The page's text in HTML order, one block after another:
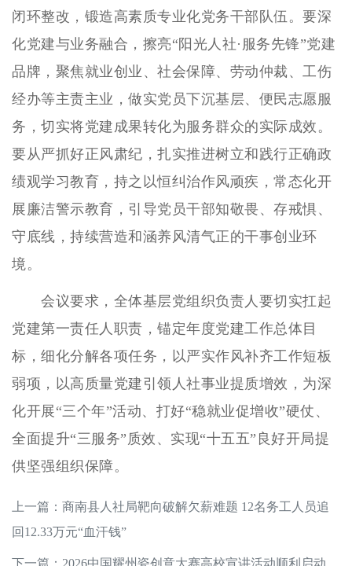
闭环整改，锻造高素质专业化党务干部队伍。要深
化党建与业务融合，擦亮“阳光人社·服务先锋”党建
品牌，聚焦就业创业、社会保障、劳动仲裁、工伤
经办等主责主业，做实党员下沉基层、便民志愿服
务，切实将党建成果转化为服务群众的实际成效。
要从严抓好正风肃纪，扎实推进树立和践行正确政
绩观学习教育，持之以恒纠治作风顽疾，常态化开
展廉洁警示教育，引导党员干部知敬畏、存戒惧、
守底线，持续营造和涵养风清气正的干事创业环
境。
会议要求，全体基层党组织负责人要切实扛起
党建第一责任人职责，锚定年度党建工作总体目
标，细化分解各项任务，以严实作风补齐工作短板
弱项，以高质量党建引领人社事业提质增效，为深
化开展“三个年”活动、打好“稳就业促增收”硬仗、
全面提升“三服务”质效、实现“十五五”良好开局提
供坚强组织保障。
上一篇： 商南县人社局靶向破解欠薪难题 12名务工人员追
回12.33万元“血汗钱”